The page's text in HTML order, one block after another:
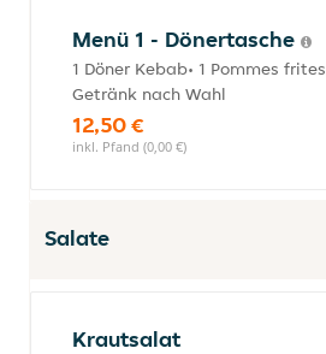
Menü 1 - Dönertasche
1 Döner Kebab• 1 Pommes
Getränk nach Wahl
12,50 €
inkl. Pfand (0,00 €)
Salate
Krautsalat